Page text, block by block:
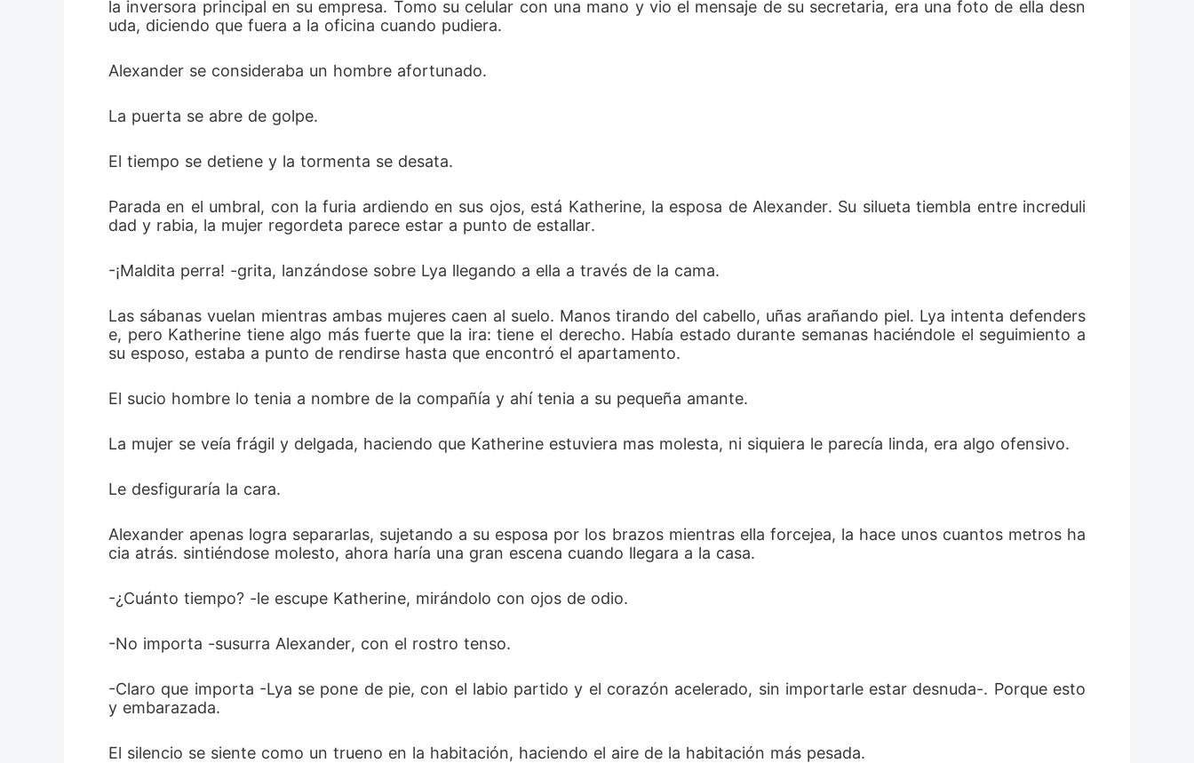
la inversora principal en su empresa. Tomo su celular con una mano y vio el mensaje de su secretaria, era una foto de ella desn
uda, diciendo que fuera a la oficina cuando pudiera.
Alexander se consideraba un hombre afortunado.
La puerta se abre de golpe.
El tiempo se detiene y la tormenta se desata.
Parada en el umbral, con la furia ardiendo en sus ojos, está Katherine, la esposa de Alexander. Su silueta tiembla entre increduli
dad y rabia, la mujer regordeta parece estar a punto de estallar.
-¡Maldita perra! -grita, lanzándose sobre Lya llegando a ella a través de la cama.
Las sábanas vuelan mientras ambas mujeres caen al suelo. Manos tirando del cabello, uñas arañando piel. Lya intenta defenders
e, pero Katherine tiene algo más fuerte que la ira: tiene el derecho. Había estado durante semanas haciéndole el seguimiento a
su esposo, estaba a punto de rendirse hasta que encontró el apartamento.
El sucio hombre lo tenia a nombre de la compañía y ahí tenia a su pequeña amante.
La mujer se veía frágil y delgada, haciendo que Katherine estuviera mas molesta, ni siquiera le parecía linda, era algo ofensivo.
Le desfiguraría la cara.
Alexander apenas logra separarlas, sujetando a su esposa por los brazos mientras ella forcejea, la hace unos cuantos metros ha
cia atrás. sintiéndose molesto, ahora haría una gran escena cuando llegara a la casa.
-¿Cuánto tiempo? -le escupe Katherine, mirándolo con ojos de odio.
-No importa -susurra Alexander, con el rostro tenso.
-Claro que importa -Lya se pone de pie, con el labio partido y el corazón acelerado, sin importarle estar desnuda-. Porque esto
y embarazada.
El silencio se siente como un trueno en la habitación, haciendo el aire de la habitación más pesada.